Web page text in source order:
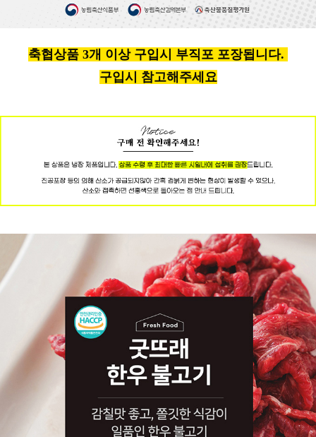
축협상품 3개 이상 구입시 부직포 포장됩니다.
구입시 참고해주세요